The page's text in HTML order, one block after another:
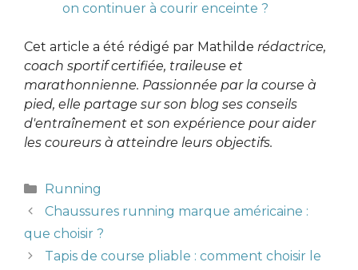
on continuer à courir enceinte ?
Cet article a été rédigé par Mathilde rédactrice,
coach sportif certifiée, traileuse et
marathonnienne. Passionnée par la course à
pied, elle partage sur son blog ses conseils
d'entraînement et son expérience pour aider
les coureurs à atteindre leurs objectifs.
Catégories
Running
Chaussures running marque américaine :
que choisir ?
Tapis de course pliable : comment choisir le